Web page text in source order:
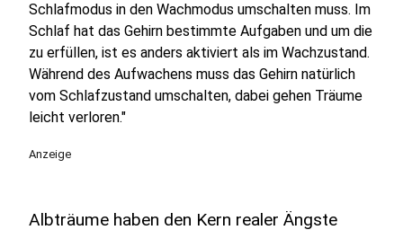
Schlafmodus in den Wachmodus umschalten muss. Im
Schlaf hat das Gehirn bestimmte Aufgaben und um die
zu erfüllen, ist es anders aktiviert als im Wachzustand.
Während des Aufwachens muss das Gehirn natürlich
vom Schlafzustand umschalten, dabei gehen Träume
leicht verloren."
Anzeige
Albträume haben den Kern realer Ängste